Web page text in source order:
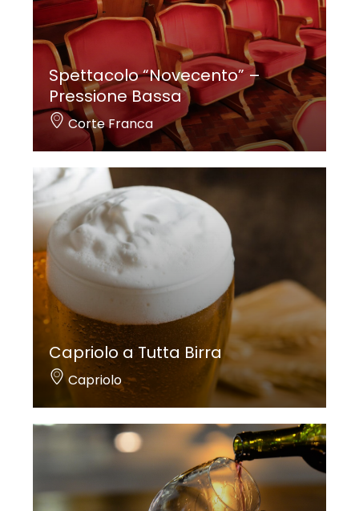
Spettacolo “Novecento” –
Pressione Bassa
Corte Franca
Capriolo a Tutta Birra
Capriolo